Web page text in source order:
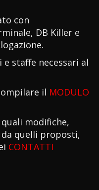
con
DB Killer e
staffe necessari al
il MODULO
modifiche,
quelli proposti,
CONTATTI